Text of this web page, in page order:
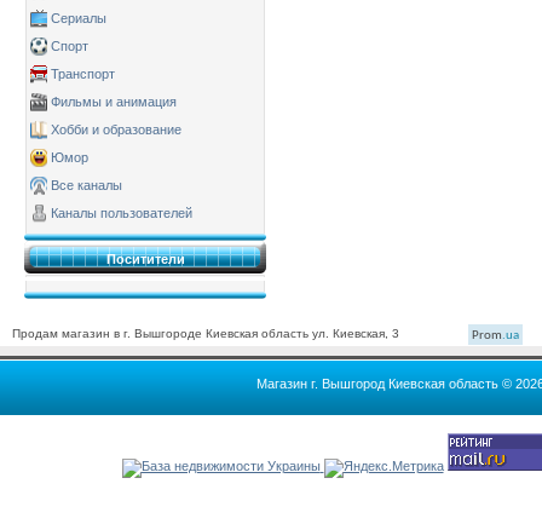
Сериалы
Спорт
Транспорт
Фильмы и анимация
Хобби и образование
Юмор
Все каналы
Каналы пользователей
Поситители
Продам магазин в г. Вышгороде Киевская область ул. Киевская, 3 Prom.ua
Магазин г. Вышгород Киевская область ©